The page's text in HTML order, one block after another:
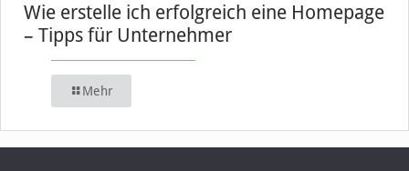
Wie erstelle ich erfolgreich eine Homepage
– Tipps für Unternehmer
Mehr